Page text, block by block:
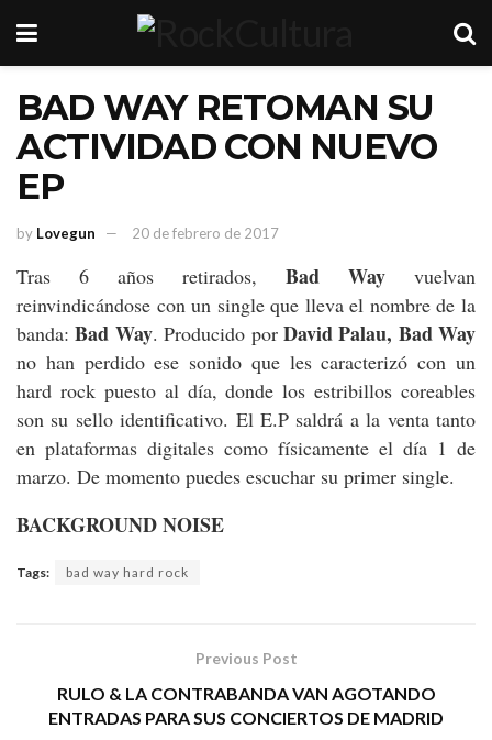
BAD WAY RETOMAN SU
ACTIVIDAD CON NUEVO
EP
by Lovegun 20 de febrero de 2017
Tras 6 años retirados, Bad Way vuelvan
reinvindicándose con un single que lleva el nombre de la
banda:Bad Way. Producido por David Palau, Bad Way
no han perdido ese sonido que les caracterizó con un
hard rock puesto al día, donde los estribillos coreables
son su sello identificativo. El E.P saldrá a la venta tanto
en plataformas digitales como físicamente el día 1 de
marzo. De momento puedes escuchar su primer single.
BACKGROUND NOISE
Tags: bad way hard rock
Previous Post
RULO & LA CONTRABANDA VAN AGOTANDO
ENTRADAS PARA SUS CONCIERTOS DE MADRID